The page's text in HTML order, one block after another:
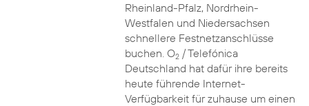
Rheinland-Pfalz, Nordrhein-
Westfalen und Niedersachsen
schnellere Festnetzanschlüsse
buchen. O2/ Telefónica
Deutschland hat dafür ihre bereits
heute führende Internet-
Verfügbarkeit für zuhause um einen